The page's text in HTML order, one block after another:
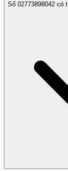
Số 02773898042 có